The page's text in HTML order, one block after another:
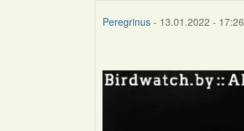
Peregrinus - 13.01.2022 - 17:26